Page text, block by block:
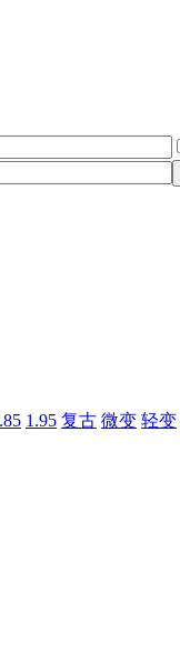
1.95 复古 微变 轻变